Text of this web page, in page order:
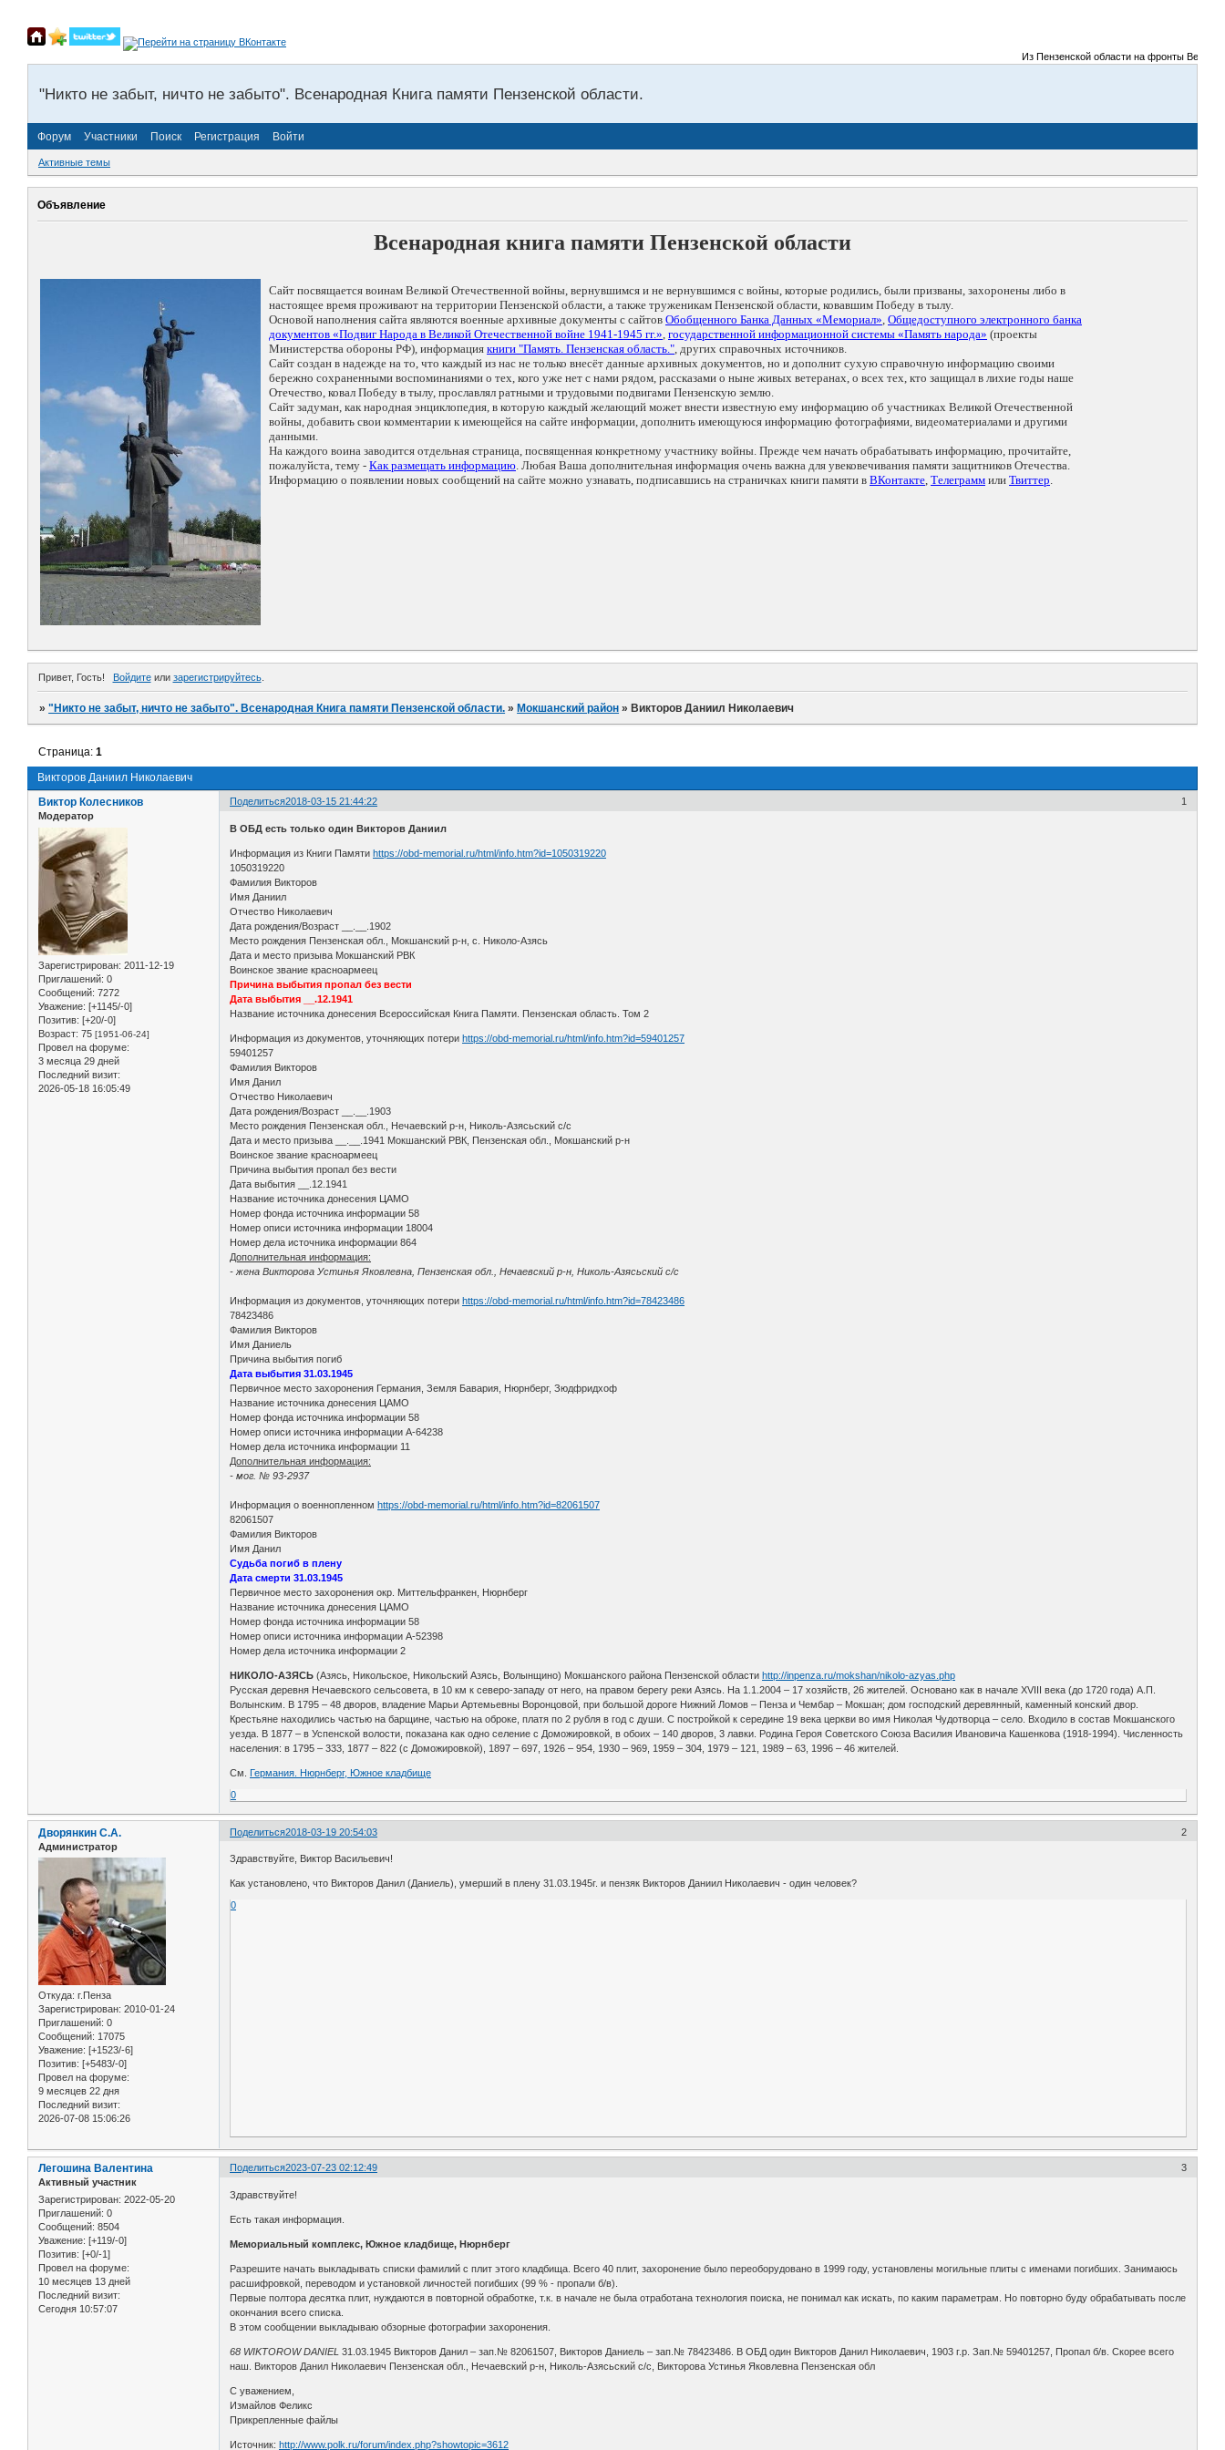
Из Пензенской области на фронты Великой
"Никто не забыт, ничто не забыто". Всенародная Книга памяти Пензенской области.
Форум Участники Поиск Регистрация Войти
Активные темы
Объявление
Всенародная книга памяти Пензенской области
Сайт посвящается воинам Великой Отечественной войны, вернувшимся и не вернувшимся с войны, которые родились, были призваны, захоронены либо в
настоящее время проживают на территории Пензенской области, а также труженикам Пензенской области, ковавшим Победу в тылу.
Основой наполнения сайта являются военные архивные документы с сайтов Обобщенного Банка Данных «Мемориал», Общедоступного электронного банка
документов «Подвиг Народа в Великой Отечественной войне 1941-1945 гг.», государственной информационной системы «Память народа» (проекты
Министерства обороны РФ), информация книги "Память. Пензенская область.", других справочных источников.
Сайт создан в надежде на то, что каждый из нас не только внесёт данные архивных документов, но и дополнит сухую справочную информацию своими
бережно сохраненными воспоминаниями о тех, кого уже нет с нами рядом, рассказами о ныне живых ветеранах, о всех тех, кто защищал в лихие годы наше
Отечество, ковал Победу в тылу, прославлял ратными и трудовыми подвигами Пензенскую землю.
Сайт задуман, как народная энциклопедия, в которую каждый желающий может внести известную ему информацию об участниках Великой Отечественной
войны, добавить свои комментарии к имеющейся на сайте информации, дополнить имеющуюся информацию фотографиями, видеоматериалами и другими
данными.
На каждого воина заводится отдельная страница, посвященная конкретному участнику войны. Прежде чем начать обрабатывать информацию, прочитайте,
пожалуйста, тему - Как размещать информацию. Любая Ваша дополнительная информация очень важна для увековечивания памяти защитников Отечества.
Информацию о появлении новых сообщений на сайте можно узнавать, подписавшись на страничках книги памяти в ВКонтакте, Телеграмм или Твиттер.
Привет, Гость! Войдитеили зарегистрируйтесь.
»"Никто не забыт, ничто не забыто". Всенародная Книга памяти Пензенской области. » Мокшанский район » Викторов Даниил Николаевич
Викторов Даниил Николаевич
Страница:1
Поделиться 1
2018-03-15 21:44:22
Виктор Колесников
Модератор
Зарегистрирован: 2011-12-19
Приглашений: 0
Сообщений: 7272
Уважение: [+1145/-0]
Позитив: [+20/-0]
Возраст: 75 [1951-06-24]
Провел на форуме:
3 месяца 29 дней
Последний визит:
2026-05-18 16:05:49
В ОБД есть только один Викторов Даниил
Информация из Книги Памятиhttps://obd-memorial.ru/html/info.htm?id=1050319220
1050319220
Фамилия Викторов
Имя Даниил
Отчество Николаевич
Дата рождения/Возраст __.__.1902
Место рождения Пензенская обл., Мокшанский р-н, с. Николо-Азясь
Дата и место призыва Мокшанский РВК
Воинское звание красноармеец
Причина выбытия пропал без вести
Дата выбытия __.12.1941
Название источника донесения Всероссийская Книга Памяти. Пензенская область. Том 2
Информация из документов, уточняющих потериhttps://obd-memorial.ru/html/info.htm?id=59401257
59401257
Фамилия Викторов
Имя Данил
Отчество Николаевич
Дата рождения/Возраст __.__.1903
Место рождения Пензенская обл., Нечаевский р-н, Николь-Азясьский с/с
Дата и место призыва __.__.1941 Мокшанский РВК, Пензенская обл., Мокшанский р-н
Воинское звание красноармеец
Причина выбытия пропал без вести
Дата выбытия __.12.1941
Название источника донесения ЦАМО
Номер фонда источника информации 58
Номер описи источника информации 18004
Номер дела источника информации 864
Дополнительная информация:
- жена Викторова Устинья Яковлевна, Пензенская обл., Нечаевский р-н, Николь-Азясьский с/с
Информация из документов, уточняющих потериhttps://obd-memorial.ru/html/info.htm?id=78423486
78423486
Фамилия Викторов
Имя Даниель
Причина выбытия погиб
Дата выбытия 31.03.1945
Первичное место захоронения Германия, Земля Бавария, Нюрнберг, Зюдфридхоф
Название источника донесения ЦАМО
Номер фонда источника информации 58
Номер описи источника информации A-64238
Номер дела источника информации 11
Дополнительная информация:
- мог. № 93-2937
Информация о военнопленномhttps://obd-memorial.ru/html/info.htm?id=82061507
82061507
Фамилия Викторов
Имя Данил
Судьба погиб в плену
Дата смерти 31.03.1945
Первичное место захоронения окр. Миттельфранкен, Нюрнберг
Название источника донесения ЦАМО
Номер фонда источника информации 58
Номер описи источника информации A-52398
Номер дела источника информации 2
НИКОЛО-АЗЯСЬ (Азясь, Никольское, Никольский Азясь, Волынщино) Мокшанского района Пензенской областиhttp://inpenza.ru/mokshan/nikolo-azyas.php
Русская деревня Нечаевского сельсовета, в 10 км к северо-западу от него, на правом берегу реки Азясь. На 1.1.2004 – 17 хозяйств, 26 жителей. Основано как в начале XVIII века (до 1720 года) А.П.
Волынским. В 1795 – 48 дворов, владение Марьи Артемьевны Воронцовой, при большой дороге Нижний Ломов – Пенза и Чембар – Мокшан; дом господский деревянный, каменный конский двор.
Крестьяне находились частью на барщине, частью на оброке, платя по 2 рубля в год с души. С постройкой к середине 19 века церкви во имя Николая Чудотворца – село. Входило в состав Мокшанского
уезда. В 1877 – в Успенской волости, показана как одно селение с Доможировкой, в обоих – 140 дворов, 3 лавки. Родина Героя Советского Союза Василия Ивановича Кашенкова (1918-1994). Численность
населения: в 1795 – 333, 1877 – 822 (с Доможировкой), 1897 – 697, 1926 – 954, 1930 – 969, 1959 – 304, 1979 – 121, 1989 – 63, 1996 – 46 жителей.
См. Германия. Нюрнберг, Южное кладбище
0
Поделиться 2
2018-03-19 20:54:03
Дворянкин С.А.
Администратор
Откуда: г.Пенза
Зарегистрирован: 2010-01-24
Приглашений: 0
Сообщений: 17075
Уважение: [+1523/-6]
Позитив: [+5483/-0]
Провел на форуме:
9 месяцев 22 дня
Последний визит:
2026-07-08 15:06:26
Здравствуйте, Виктор Васильевич!
Как установлено, что Викторов Данил (Даниель), умерший в плену 31.03.1945г. и пензяк Викторов Даниил Николаевич - один человек?
0
Поделиться 3
2023-07-23 02:12:49
Легошина Валентина
Активный участник
Зарегистрирован: 2022-05-20
Приглашений: 0
Сообщений: 8504
Уважение: [+119/-0]
Позитив: [+0/-1]
Провел на форуме:
10 месяцев 13 дней
Последний визит:
Сегодня 10:57:07
Здравствуйте!
Есть такая информация.
Мемориальный комплекс, Южное кладбище, Нюрнберг
Разрешите начать выкладывать списки фамилий с плит этого кладбища. Всего 40 плит, захоронение было переоборудовано в 1999 году, установлены могильные плиты с именами погибших. Занимаюсь
расшифровкой, переводом и установкой личностей погибших (99 % - пропали б/в).
Первые полтора десятка плит, нуждаются в повторной обработке, т.к. в начале не была отработана технология поиска, не понимал как искать, по каким параметрам. Но повторно буду обрабатывать после
окончания всего списка.
В этом сообщении выкладываю обзорные фотографии захоронения.
68 WIKTOROW DANIEL 31.03.1945 Викторов Данил – зап.№ 82061507, Викторов Даниель – зап.№ 78423486. В ОБД один Викторов Данил Николаевич, 1903 г.р. Зап.№ 59401257, Пропал б/в. Скорее всего
наш. Викторов Данил Николаевич Пензенская обл., Нечаевский р-н, Николь-Азясьский с/с, Викторова Устинья Яковлевна Пензенская обл
С уважением,
Измайлов Феликс
Прикрепленные файлы
Источник:http://www.polk.ru/forum/index.php?showtopic=3612